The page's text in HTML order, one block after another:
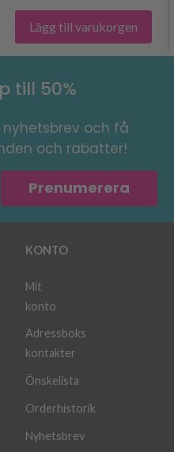
Lägg till varukorgen
till 50%
och få
och rabatter!
Prenumerera
KONTO
Mit
konto
Adressboks
kontakter
Önskelista
Orderhistorik
Nyhetsbrev